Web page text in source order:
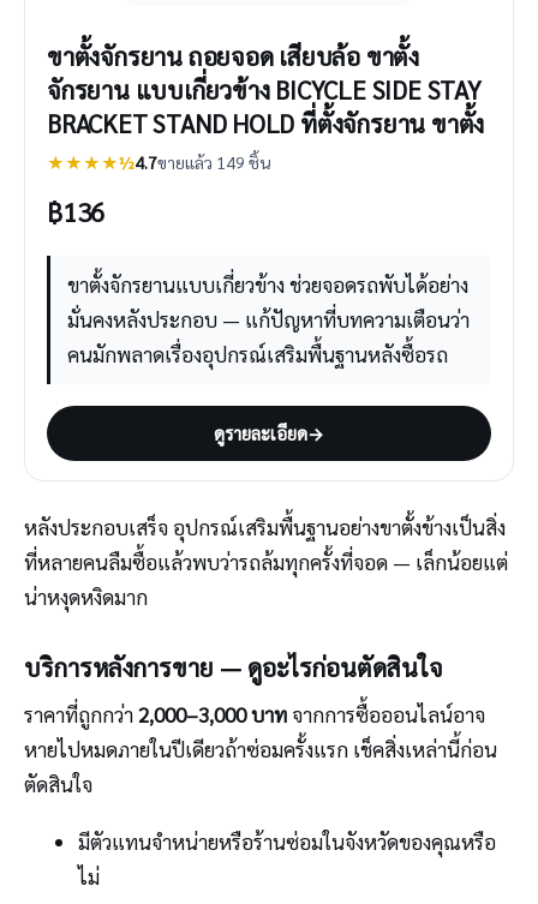
ขาตั้งจักรยาน ถอยจอด เสียบล้อ ขาตั้ง
จักรยาน แบบเกี่ยวข้าง BICYCLE SIDE STAY
BRACKET STAND HOLD ที่ตั้งจักรยาน ขาตั้ง
★★★★½4.7ขายแล้ว 149 ชิ้น
฿136
ขาตั้งจักรยานแบบเกี่ยวข้าง ช่วยจอดรถพับได้อย่าง
มั่นคงหลังประกอบ — แก้ปัญหาที่บทความเตือนว่า
คนมักพลาดเรื่องอุปกรณ์เสริมพื้นฐานหลังซื้อรถ
ดูรายละเอียด→
หลังประกอบเสร็จ อุปกรณ์เสริมพื้นฐานอย่างขาตั้งข้างเป็นสิ่ง
ที่หลายคนลืมซื้อแล้วพบว่ารถล้มทุกครั้งที่จอด — เล็กน้อยแต่
น่าหงุดหงิดมาก
บริการหลังการขาย — ดูอะไรก่อนตัดสินใจ
ราคาที่ถูกกว่า2,000–3,000 บาท จากการซื้อออนไลน์อาจ
หายไปหมดภายในปีเดียวถ้าซ่อมครั้งแรก เช็คสิ่งเหล่านี้ก่อน
ตัดสินใจ
มีตัวแทนจำหน่ายหรือร้านซ่อมในจังหวัดของคุณหรือ
ไม่